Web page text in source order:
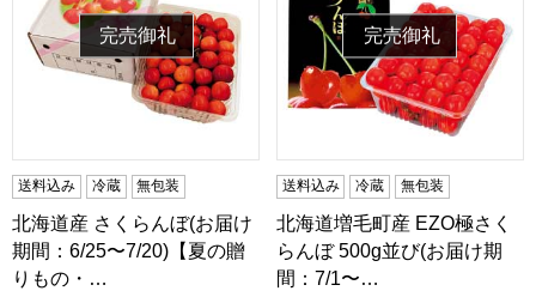
完売御礼
送料込み 冷蔵 無包装
北海道産 さくらんぼ(お届け
期間：6/25〜7/20)【夏の贈
りもの・…
完売御礼
送料込み 冷蔵 無包装
北海道増毛町産 EZO極さく
らんぼ 500g並び(お届け期
間：7/1〜…